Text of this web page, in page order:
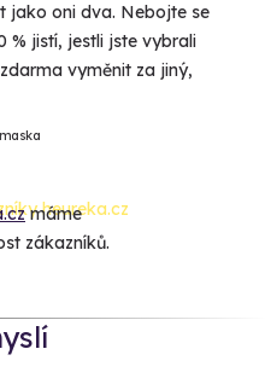
jako oni dva. Nebojte se
% jistí, jestli jste vybrali
vyměnit za jiný,
máme
zákazníků.